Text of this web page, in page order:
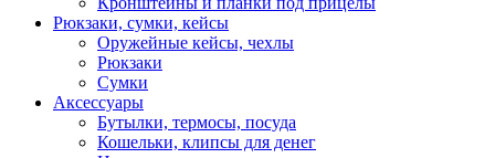
Рюкзаки, сумки, кейсы
Оружейные кейсы, чехлы
Рюкзаки
Сумки
Аксессуары
Бутылки, термосы, посуда
Кошельки, клипсы для денег